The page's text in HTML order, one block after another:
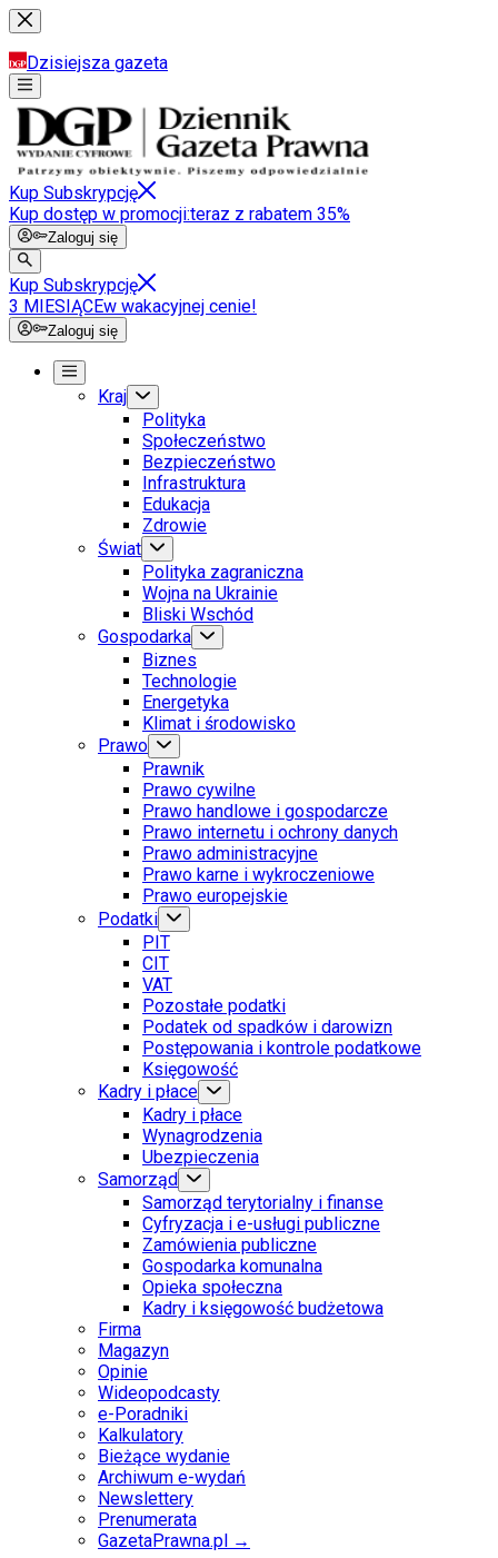
Dzisiejsza gazeta
Kup Subskrypcję
Kup dostęp w promocji:teraz z rabatem 35%
Zaloguj się
Kup Subskrypcję
3 MIESIĄCEw wakacyjnej cenie!
Zaloguj się
Kraj
Polityka
Społeczeństwo
Bezpieczeństwo
Infrastruktura
Edukacja
Zdrowie
Świat
Polityka zagraniczna
Wojna na Ukrainie
Bliski Wschód
Gospodarka
Biznes
Technologie
Energetyka
Klimat i środowisko
Prawo
Prawnik
Prawo cywilne
Prawo handlowe i gospodarcze
Prawo internetu i ochrony danych
Prawo administracyjne
Prawo karne i wykroczeniowe
Prawo europejskie
Podatki
PIT
CIT
VAT
Pozostałe podatki
Podatek od spadków i darowizn
Postępowania i kontrole podatkowe
Księgowość
Kadry i płace
Kadry i płace
Wynagrodzenia
Ubezpieczenia
Samorząd
Samorząd terytorialny i finanse
Cyfryzacja i e-usługi publiczne
Zamówienia publiczne
Gospodarka komunalna
Opieka społeczna
Kadry i księgowość budżetowa
Firma
Magazyn
Opinie
Wideopodcasty
e-Poradniki
Kalkulatory
Bieżące wydanie
Archiwum e-wydań
Newslettery
Prenumerata
GazetaPrawna.pl →